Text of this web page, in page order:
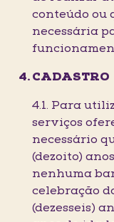
conteúdo ou
necessária
CADASTRO
4.1. Para
serviços
necessário
(dezoito)
nenhuma
celebração
(dezesseis)